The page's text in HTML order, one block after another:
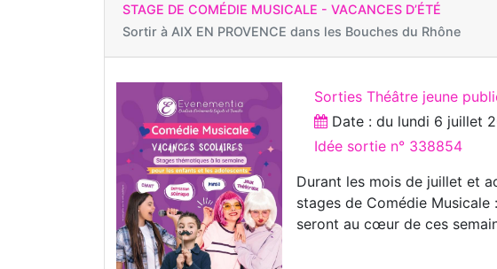
STAGE DE COMÉDIE MUSICALE - VACANCES D’ÉTÉ
Sortir à AIX EN PROVENCE dans les Bouches du Rhône
Sorties Théâtre jeune
Date : du lundi 6 juillet
Idée sortie n° 338854
Durant les mois de juillet et
stages de Comédie
seront au cœur de ces